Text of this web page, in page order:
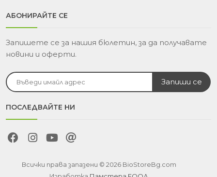
АБОНИРАЙТЕ СЕ
Запишете се за нашия бюлетин, за да получавате
новини и оферти.
ПОСЛЕДВАЙТЕ НИ
Всички права запазени © 2026 BioStoreBg.com